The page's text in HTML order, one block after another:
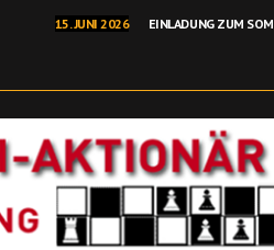
15. JUNI 2026 EINLADUNG ZUM
SCHNELLSCHACH
POSTBAUER-HENG – YOUTUBE-
JÜRGEN DELITZSCH IST BINDLACHER